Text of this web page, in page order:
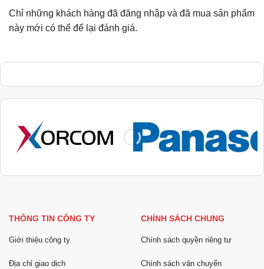
Chỉ những khách hàng đã đăng nhập và đã mua sản phẩm
này mới có thể để lại đánh giá.
THÔNG TIN CÔNG TY
Giới thiệu công ty
Địa chỉ giao dịch
CHÍNH SÁCH CHUNG
Chính sách quyền riêng tư
Chính sách vận chuyển